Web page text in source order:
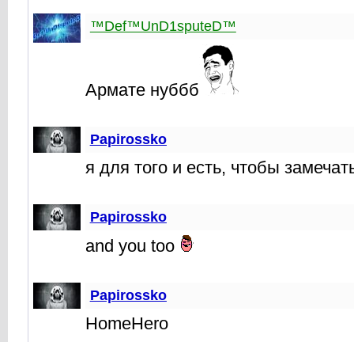
™Def™UnD1sputeD™
Армате нуббб
Papirossko
я для того и есть, чтобы
Papirossko
and you too
Papirossko
HomeHero